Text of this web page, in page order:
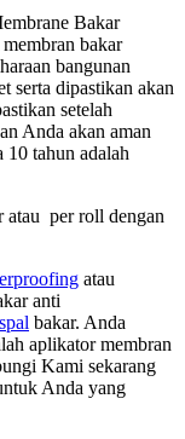
Bakar
bakar
bangunan
serta dipastikan akan
setelah
Anda akan aman
10 tahun adalah
atau per roll dengan
atau
anti
bakar. Anda
aplikator membran
Kami sekarang
Anda yang